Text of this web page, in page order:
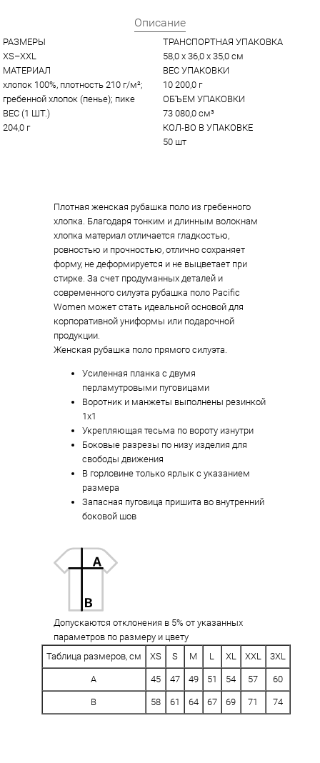
Описание
РАЗМЕРЫ
XS–XXL
МАТЕРИАЛ
хлопок 100%, плотность 210 г/м²;
гребенной хлопок (пенье); пике
ВЕС (1 ШТ.)
204,0 г
ТРАНСПОРТНАЯ УПАКОВКА
58,0 x 36,0 x 35,0 см
ВЕС УПАКОВКИ
10 200,0 г
ОБЪЕМ УПАКОВКИ
73 080,0 см³
КОЛ-ВО В УПАКОВКЕ
50 шт
Плотная женская рубашка поло из гребенного
хлопка. Благодаря тонким и длинным волокнам
хлопка материал отличается гладкостью,
ровностью и прочностью, отлично сохраняет
форму, не деформируется и не выцветает при
стирке. За счет продуманных деталей и
современного силуэта рубашка поло Pacific
Women может стать идеальной основой для
корпоративной униформы или подарочной
продукции.
Женская рубашка поло прямого силуэта.
Усиленная планка с двумя
перламутровыми пуговицами
Воротник и манжеты выполнены резинкой
1x1
Укрепляющая тесьма по вороту изнутри
Боковые разрезы по низу изделия для
свободы движения
В горловине только ярлык с указанием
размера
Запасная пуговица пришита во внутренний
боковой шов
Допускаются отклонения в 5% от указанных
параметров по размеру и цвету
Таблица размеров, см
XS S M L XL XXL 3XL
A 45 47 49 51 54 57 60
B 58 61 64 67 69 71 74